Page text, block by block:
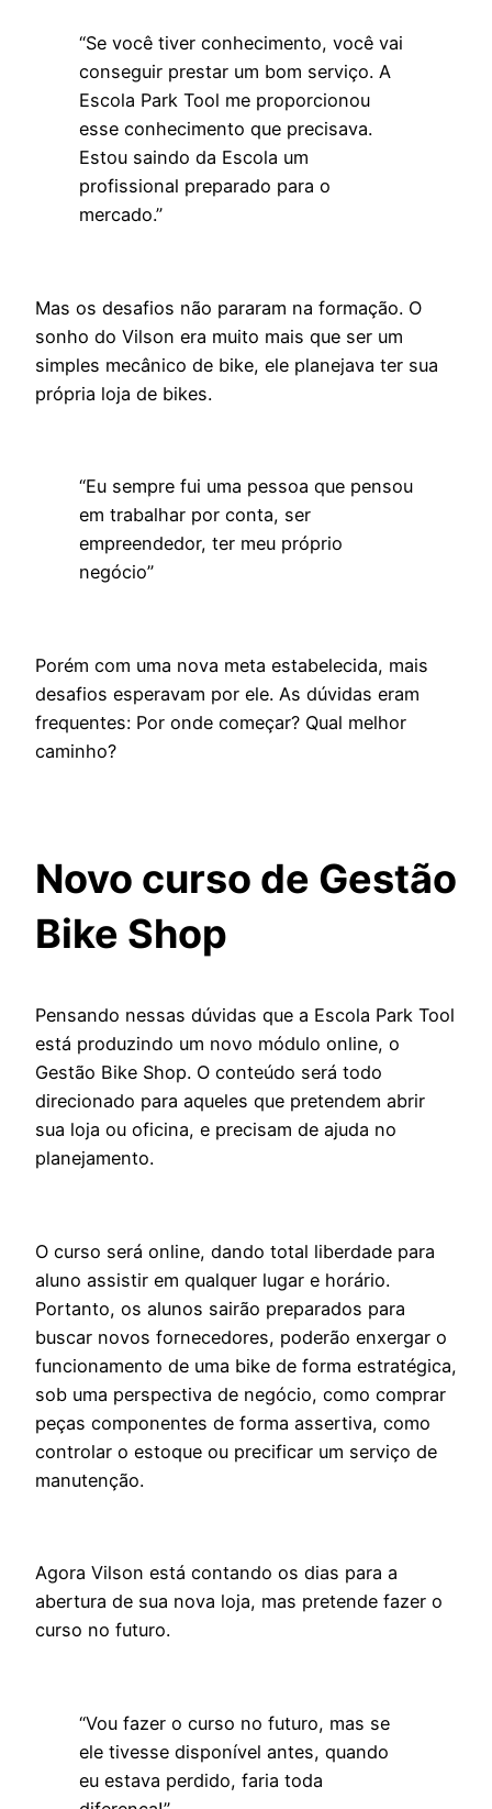
“Se você tiver conhecimento, você vai
conseguir prestar um bom serviço. A
Escola Park Tool me proporcionou
esse conhecimento que precisava.
Estou saindo da Escola um
profissional preparado para o
mercado.”
Mas os desafios não pararam na formação. O
sonho do Vilson era muito mais que ser um
simples mecânico de bike, ele planejava ter sua
própria loja de bikes.
“Eu sempre fui uma pessoa que pensou
em trabalhar por conta, ser
empreendedor, ter meu próprio
negócio”
Porém com uma nova meta estabelecida, mais
desafios esperavam por ele. As dúvidas eram
frequentes: Por onde começar? Qual melhor
caminho?
Novo curso de Gestão
Bike Shop
Pensando nessas dúvidas que a Escola Park Tool
está produzindo um novo módulo online, o
Gestão Bike Shop. O conteúdo será todo
direcionado para aqueles que pretendem abrir
sua loja ou oficina, e precisam de ajuda no
planejamento.
O curso será online, dando total liberdade para
aluno assistir em qualquer lugar e horário.
Portanto, os alunos sairão preparados para
buscar novos fornecedores, poderão enxergar o
funcionamento de uma bike de forma estratégica,
sob uma perspectiva de negócio, como comprar
peças componentes de forma assertiva, como
controlar o estoque ou precificar um serviço de
manutenção.
Agora Vilson está contando os dias para a
abertura de sua nova loja, mas pretende fazer o
curso no futuro.
“Vou fazer o curso no futuro, mas se
ele tivesse disponível antes, quando
eu estava perdido, faria toda